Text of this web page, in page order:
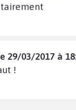
29/03/2017 à
!